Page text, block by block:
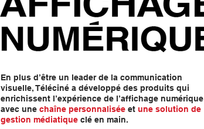
En plus d’être un leader de la communication
visuelle, Téléciné a développé des produits qui
enrichissent l’expérience de l’affichage numérique
avec une chaîne personnalisée et une solution de
gestion médiatique clé en main.